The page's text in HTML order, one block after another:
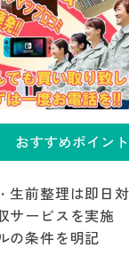
おすすめポイント
生前整理は即日
サービスを実施
の条件を明記